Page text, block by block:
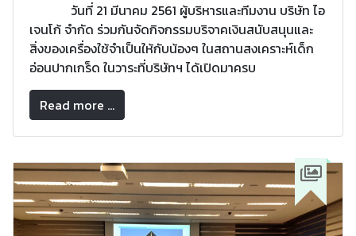
วันที่ 21 มีนาคม 2561 ผู้บริหารและทีมงาน บริษัท ไอ
เจนโก้ จำกัด ร่วมกันจัดกิจกรรมบริจาคเงินสนับสนุนและ
สิ่งของเครื่องใช้จำเป็นให้กับน้องๆ ในสถานสงเคราะห์เด็ก
อ่อนปากเกร็ด ในวาระที่บริษัทฯ ได้เปิดมาครบ
Read more ...